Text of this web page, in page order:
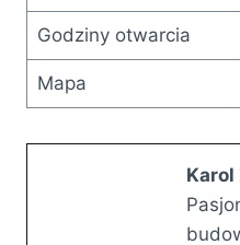
Godziny otwarcia
Mapa
Karol